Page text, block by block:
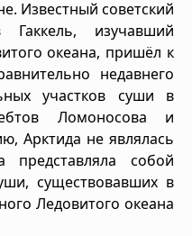
Известный советский
изучавший
океана, пришёл к
недавнего
участков суши в
Ломоносова и
Арктида не являлась
собой
существовавших в
Ледовитого океана